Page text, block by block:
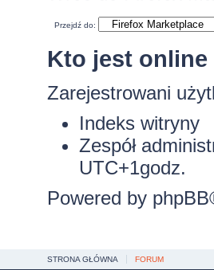
Przejdź do:
Kto jest online
Zarejestrowani
Indeks witryny
Zespół
UTC+1godz.
Powered by phpBB
STRONA GŁÓWNA FORUM